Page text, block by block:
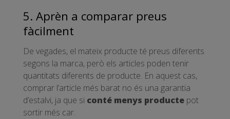
5. Aprèn a comparar preus
fàcilment
De vegades, el mateix producte té preus diferents
segons la marca, però els articles poden tenir
quantitats diferents de producte. En aquest cas,
comprar l’article més barat no és una garantia
d’estalvi, ja que si conté menys producte pot
sortir més car.